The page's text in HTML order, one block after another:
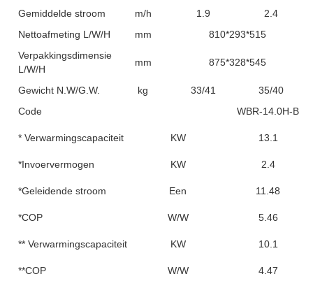
Gemiddelde stroom
m/h 1.9
2.4
Nettoafmeting L/W/H
mm
810*293*515
Verpakkingsdimensie
L/W/H
mm 875*328*545
Gewicht N.W/G.W. kg 33/41
35/40
Code
WBR-14.0H-B
* Verwarmingscapaciteit KW 13.1
*Invoervermogen KW 2.4
*Geleidende stroom Een 11.48
*COP W/W 5.46
** Verwarmingscapaciteit KW 10.1
**COP W/W 4.47